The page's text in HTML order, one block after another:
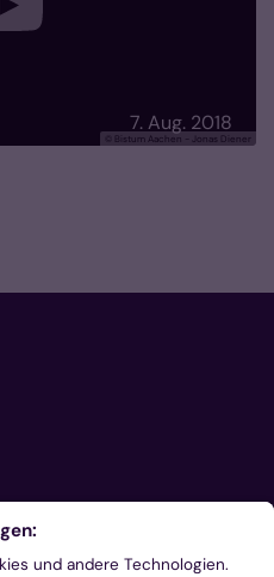
7. Aug. 2018
© Bistum Aachen - Jonas Diener